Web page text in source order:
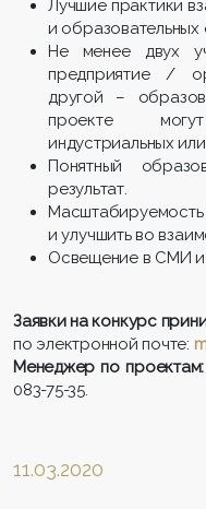
Лучшие практики
и образовательных
Не менее двух
предприятие /
другой –
проекте
индустриальных
Понятный
результат.
Масштабируемость
и улучшить во
Освещение в СМИ и
Заявки на конкурс
по электронной почте:
Менеджер по проектам:
083-75-35.
11.03.2020